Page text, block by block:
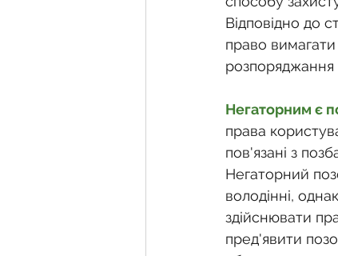
Новини земельного
Сервітут
Загальні правові
Відповідно до
право
Негаторним є
права
пов'язані з
Негаторний
володінні,
здійснювати
пред'явити